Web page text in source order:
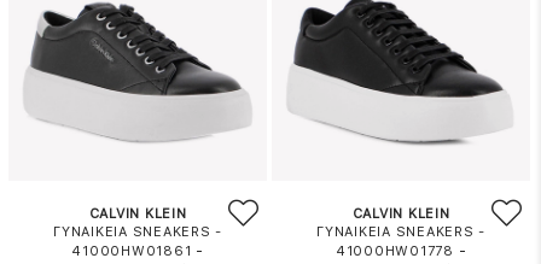
CALVIN KLEIN
ΓΥΝΑΙΚΕΙΑ SNEAKERS -
41000HW01861 -
CALVIN KLEIN
ΓΥΝΑΙΚΕΙΑ SNEAKERS -
41000HW01778 -